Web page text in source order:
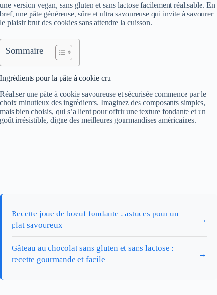
une version vegan, sans gluten et sans lactose facilement réalisable. En
bref, une pâte généreuse, sûre et ultra savoureuse qui invite à savourer
le plaisir brut des cookies sans attendre la cuisson.
Sommaire
Ingrédients pour la pâte à cookie cru
Réaliser une pâte à cookie savoureuse et sécurisée commence par le
choix minutieux des ingrédients. Imaginez des composants simples,
mais bien choisis, qui s’allient pour offrir une texture fondante et un
goût irrésistible, digne des meilleures gourmandises américaines.
Recette joue de boeuf fondante : astuces pour un
plat savoureux
→
Gâteau au chocolat sans gluten et sans lactose :
recette gourmande et facile
→